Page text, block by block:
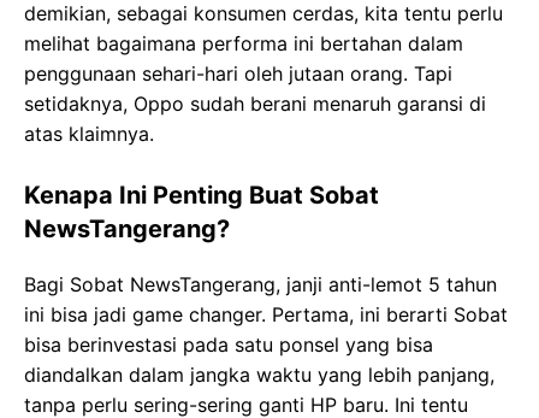
demikian, sebagai konsumen cerdas, kita tentu perlu
melihat bagaimana performa ini bertahan dalam
penggunaan sehari-hari oleh jutaan orang. Tapi
setidaknya, Oppo sudah berani menaruh garansi di
atas klaimnya.
Kenapa Ini Penting Buat Sobat
NewsTangerang?
Bagi Sobat NewsTangerang, janji anti-lemot 5 tahun
ini bisa jadi game changer. Pertama, ini berarti Sobat
bisa berinvestasi pada satu ponsel yang bisa
diandalkan dalam jangka waktu yang lebih panjang,
tanpa perlu sering-sering ganti HP baru. Ini tentu